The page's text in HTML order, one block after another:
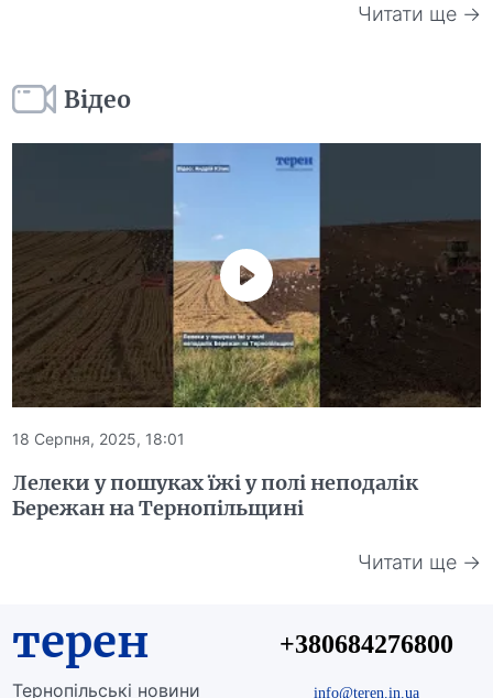
Читати ще →
Відео
18 Серпня, 2025, 18:01
Лелеки у пошуках їжі у полі неподалік
Бережан на Тернопільщині
Читати ще →
терен
Тернопільські новини
+380684276800
info@teren.in.ua